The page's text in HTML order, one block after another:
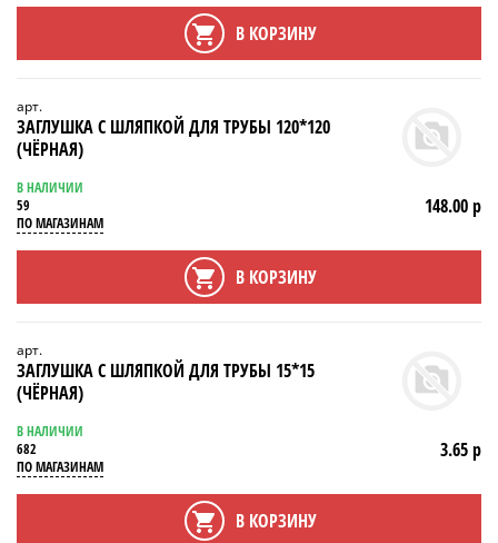
В КОРЗИНУ
арт.
ЗАГЛУШКА С ШЛЯПКОЙ ДЛЯ ТРУБЫ 120*120
(ЧЁРНАЯ)
В НАЛИЧИИ
59
ПО МАГАЗИНАМ
148.00 р
В КОРЗИНУ
арт.
ЗАГЛУШКА С ШЛЯПКОЙ ДЛЯ ТРУБЫ 15*15
(ЧЁРНАЯ)
В НАЛИЧИИ
682
ПО МАГАЗИНАМ
3.65 р
В КОРЗИНУ